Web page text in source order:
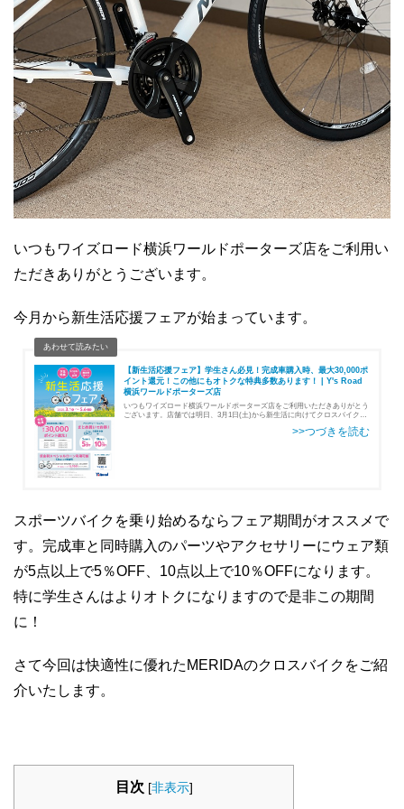
いつもワイズロード横浜ワールドポーターズ店をご利用い
ただきありがとうございます。
今月から新生活応援フェアが始まっています。
【新生活応援フェア】学生さん必見！完成車購入時、最大30,000ポ
イント還元！この他にもオトクな特典多数あります！ | Y's Road
横浜ワールドポーターズ店
いつもワイズロード横浜ワールドポーターズ店をご利用いただきありがとう
ございます。店舗では明日、3月1日(土)から新生活に向けてクロスバイクや
スポーツバイクを乗り始めるならフェア期間がオススメで
す。完成車と同時購入のパーツやアクセサリーにウェア類
が5点以上で5％OFF、10点以上で10％OFFになります。
特に学生さんはよりオトクになりますので是非この期間
に！
さて今回は快適性に優れたMERIDAのクロスバイクをご紹
介いたします。
目次 [非表示]